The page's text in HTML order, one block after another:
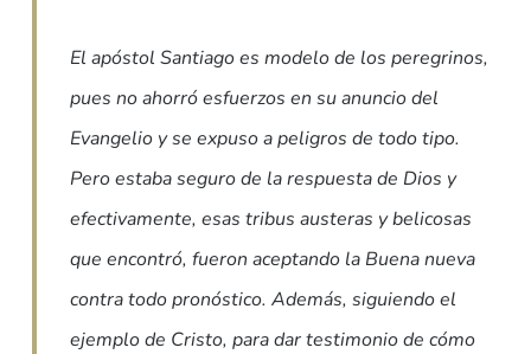
El apóstol Santiago es modelo de los peregrinos,
pues no ahorró esfuerzos en su anuncio del
Evangelio y se expuso a peligros de todo tipo.
Pero estaba seguro de la respuesta de Dios y
efectivamente, esas tribus austeras y belicosas
que encontró, fueron aceptando la Buena nueva
contra todo pronóstico. Además, siguiendo el
ejemplo de Cristo, para dar testimonio de cómo